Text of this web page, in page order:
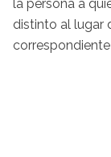
la persona a
distinto al lugar